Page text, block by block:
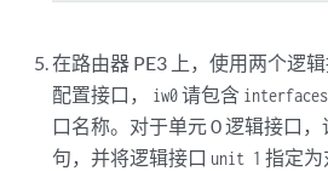
        }
    }
}
在路由器 PE3 上，使用两个逻
配置接口， iw0请包含 interfaces
口名称。对于单元 0 逻辑接口
句，并将逻辑接口 unit 1 指定为